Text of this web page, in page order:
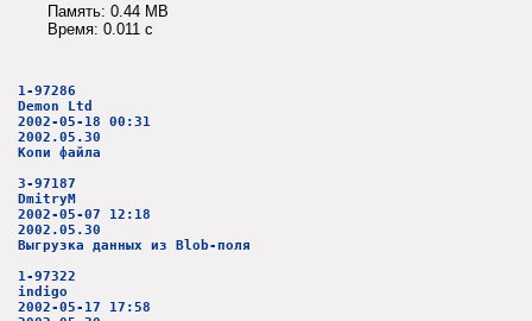
Память: 0.44 MB
Время: 0.011 c
1-97286
Demon Ltd
2002-05-18 00:31
2002.05.30
Копи файла
3-97187
DmitryM
2002-05-07 12:18
2002.05.30
Выгрузка данных из Blob-поля
1-97322
indigo
2002-05-17 17:58